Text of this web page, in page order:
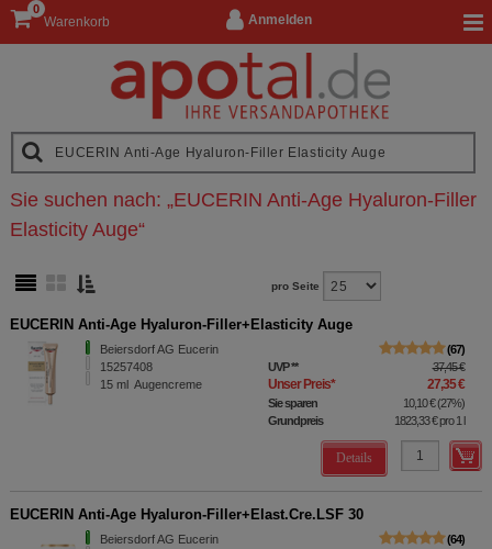
Anmelden
Warenkorb
0
Sie suchen nach: „EUCERIN Anti-Age Hyaluron-Filler
Elasticity Auge“
pro Seite
EUCERIN Anti-Age Hyaluron-Filler+Elasticity Auge
Beiersdorf AG Eucerin
15257408
15 ml Augencreme
67
UVP** 37,45 €
Unser Preis* 27,35 €
Sie sparen 10,10 €(27%)
Grundpreis
1823,33 €pro 1 l
Details
EUCERIN Anti-Age Hyaluron-Filler+Elast.Cre.LSF 30
Beiersdorf AG Eucerin
64